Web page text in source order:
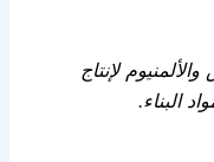
لإنتاج
البناء.